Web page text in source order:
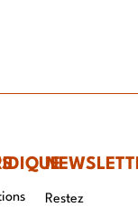
Restez